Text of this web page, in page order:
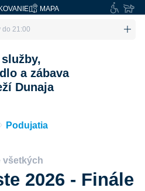
MAPA
do 21:00
a zábava
Dunaja
Podujatia
všetkých
2026 - Finále